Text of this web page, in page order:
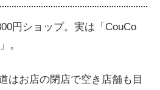
円ショップ。実は「CouCo
。
はお店の閉店で空き店舗も目